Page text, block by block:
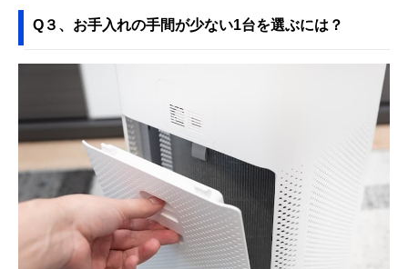
Q３、お手入れの手間が少ない1台を選ぶには？